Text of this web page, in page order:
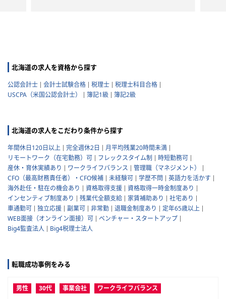
北海道の求人を資格から探す
公認会計士 会計士試験合格 税理士
税理士科目合格
USCPA（米国公認会計士）
簿記1級 簿記2級
北海道の求人をこだわり条件から探す
年間休日120日以上 完全週休2日
月平均残業20時間未満
リモートワーク（在宅勤務）可
フレックスタイム制
時短勤務可
産休・育休実績あり
ワークライフバランス
管理職（マネジメント）
CFO（最高財務責任者）・CFO候補
未経験可 学歴不問
英語力を活かす
海外赴任・駐在の機会あり
資格取得支援
資格取得一時金制度あり
インセンティブ制度あり
残業代全額支給 家賃補助あり
社宅あり
車通勤可
独立応援 副業可 非常勤 退職金制度あり
定年65歳以上
WEB面接（オンライン面接）可
ベンチャー・スタートアップ
Big4監査法人
Big4税理士法人
転職成功事例をみる
男性 30代 事業会社 ワークライフバランス